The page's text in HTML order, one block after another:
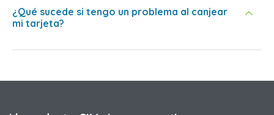
¿Qué sucede si tengo un problema al canjear
mi tarjeta?